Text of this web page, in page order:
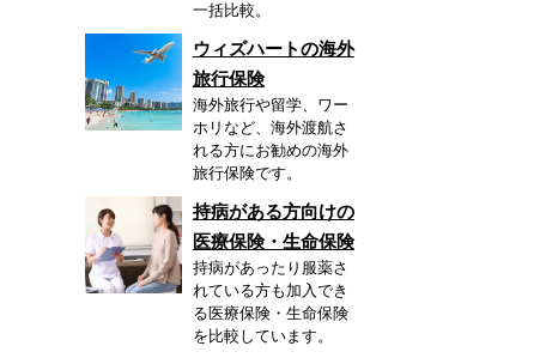
一括比較。
ウィズハートの海外
旅行保険
海外旅行や留学、ワー
ホリなど、海外渡航さ
れる方にお勧めの海外
旅行保険です。
持病がある方向けの
医療保険・生命保険
持病があったり服薬さ
れている方も加入でき
る医療保険・生命保険
を比較しています。